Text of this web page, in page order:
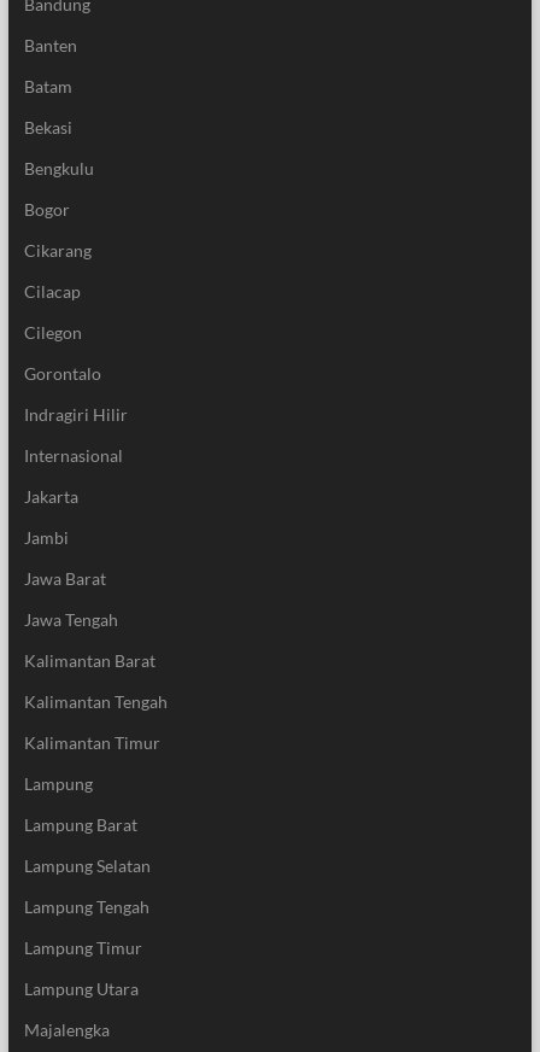
Bandung
Banten
Batam
Bekasi
Bengkulu
Bogor
Cikarang
Cilacap
Cilegon
Gorontalo
Indragiri Hilir
Internasional
Jakarta
Jambi
Jawa Barat
Jawa Tengah
Kalimantan Barat
Kalimantan Tengah
Kalimantan Timur
Lampung
Lampung Barat
Lampung Selatan
Lampung Tengah
Lampung Timur
Lampung Utara
Majalengka